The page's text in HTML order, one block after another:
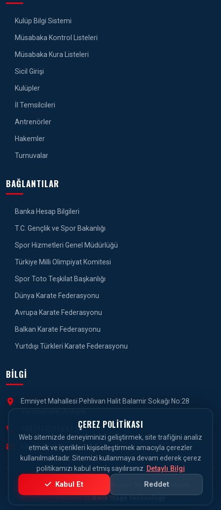
Kulüp Bilgi Sistemi
Müsabaka Kontrol Listeleri
Müsabaka Kura Listeleri
Sicil Girişi
Kulüpler
İl Temsilcileri
Antrenörler
Hakemler
Turnuvalar
BAĞLANTILAR
Banka Hesap Bilgileri
T.C. Gençlik ve Spor Bakanlığı
Spor Hizmetleri Genel Müdürlüğü
Türkiye Milli Olimpiyat Komitesi
Spor Toto Teşkilat Başkanlığı
Dünya Karate Federasyonu
Avrupa Karate Federasyonu
Balkan Karate Federasyonu
Yurtdışı Türkleri Karate Federasyonu
BILGI
Emniyet Mahallesi Pehlivan Halit Balamir Sokağı No:28
+90 (312) 310 61 90
karate@karate.gov.tr
© 2026 Türkiye Karate Federasyonu. Tüm Hakları Saklıdır.
Powered ByBack Stage Technology
ÇEREZ POLITIKASI
Web sitemizde deneyiminizi geliştirmek, site trafiğini analiz
etmek ve içerikleri kişiselleştirmek amacıyla çerezler
kullanılmaktadır. Sitemizi kullanmaya devam ederek çerez
politikamızı kabul etmiş sayılırsınız. Detaylı Bilgi
Kabul Et Reddet